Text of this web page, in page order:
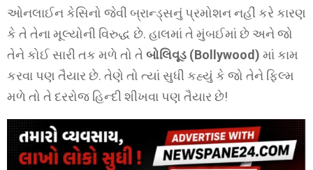
ઓનલાઈન કેસિનો જેવી બ્રાન્ડ્સનું પ્રમોશન નહીં કરે કારણ
કે તે તેના મૂલ્યોની વિરુદ્ધ છે. હાલમાં તે મુંબઈમાં છે અને જો
તેને કોઈ સારી તક મળે તો તે બોલિવૂડ (Bollywood) માં કામ
કરવા પણ તૈયાર છે. તેણે તો ત્યાં સુધી કહ્યું કે જો તેને ફિલ્મ
મળે તો તે દરરોજ હિન્દી શીખવા પણ તૈયાર છે!